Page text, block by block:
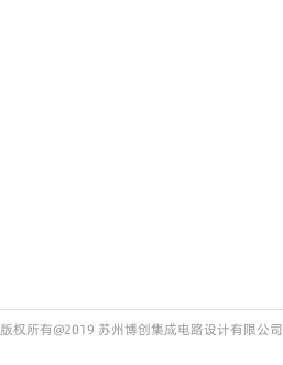
版权所有@2019 苏州博创集成电路设计有限公司